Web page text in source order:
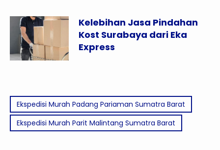
Kelebihan Jasa Pindahan
Kost Surabaya dari Eka
Express
Ekspedisi Murah Padang Pariaman Sumatra Barat
Ekspedisi Murah Parit Malintang Sumatra Barat